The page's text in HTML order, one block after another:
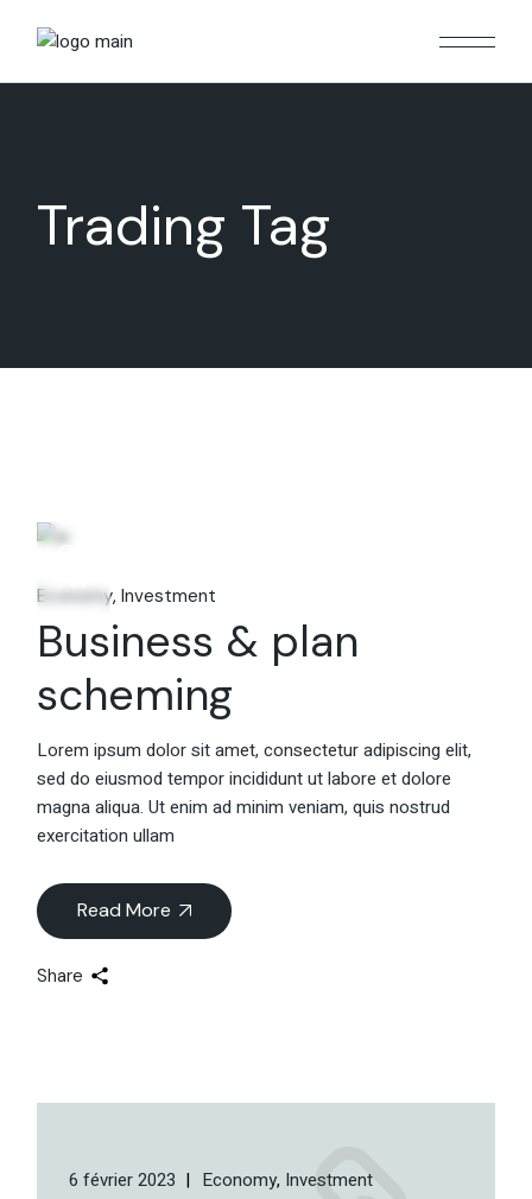
Trading Tag
06
Economy Investment
Business & plan
scheming
Lorem ipsum dolor sit amet, consectetur adipiscing elit,
sed do eiusmod tempor incididunt ut labore et dolore
magna aliqua. Ut enim ad minim veniam, quis nostrud
exercitation ullam
Read More
Share
6 février 2023 Economy Investment